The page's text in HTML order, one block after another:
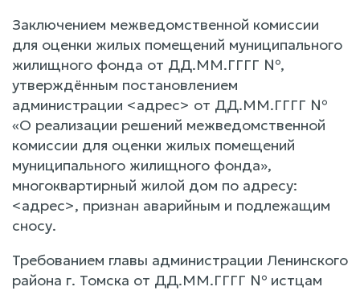
Заключением межведомственной комиссии
для оценки жилых помещений муниципального
жилищного фонда от ДД.ММ.ГГГГ №,
утверждённым постановлением
администрации <адрес> от ДД.ММ.ГГГГ №
«О реализации решений межведомственной
комиссии для оценки жилых помещений
муниципального жилищного фонда»,
многоквартирный жилой дом по адресу:
<адрес>, признан аварийным и подлежащим
сносу.
Требованием главы администрации Ленинского
района г. Томска от ДД.ММ.ГГГГ № истцам